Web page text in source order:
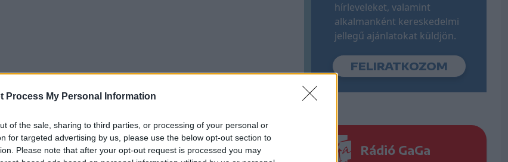
Process My Personal Information
of the sale, sharing to third parties, or processing of your personal or
for targeted advertising by us, please use the below opt-out section to
Please note that after your opt-out request is processed you may
hírleveleket, valamint
alkalmanként kereskedelmi
jellegű ajánlatokat küldjön.
Rádió GaGa